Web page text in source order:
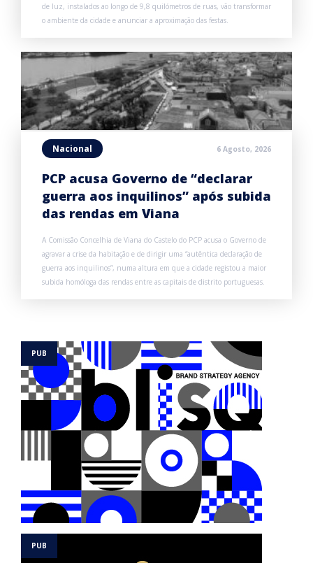
de luz, instalados ao longo de 9,8 quilómetros de ruas, vão transformar
o ambiente da cidade e anunciar a aproximação das festas.
Nacional 6 Agosto, 2026
PCP acusa Governo de “declarar
guerra aos inquilinos” após subida
das rendas em Viana
A Comissão Concelhia de Viana do Castelo do PCP acusa o Governo de
agravar a crise da habitação e de dirigir uma “autêntica declaração de
guerra aos inquilinos”, numa altura em que a cidade registou a maior
subida homóloga das rendas entre as capitais de distrito portuguesas.